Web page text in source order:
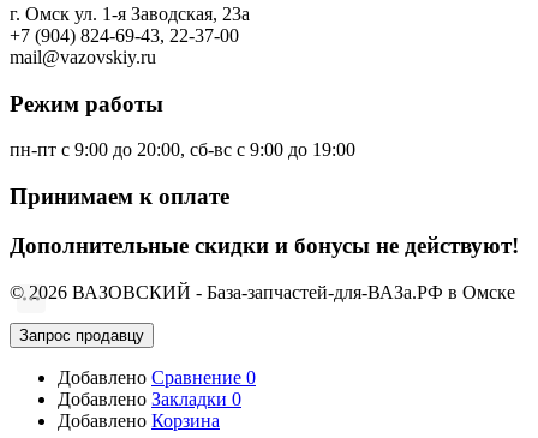
г. Омск ул. 1-я Заводская, 23а
+7 (904) 824-69-43, 22-37-00
mail@vazovskiy.ru
Режим работы
пн-пт с 9:00 до 20:00, сб-вс с 9:00 до 19:00
Принимаем к оплате
Дополнительные скидки и бонусы не действуют!
© 2026 ВАЗОВСКИЙ - База-запчастей-для-ВАЗа.РФ в Омске
Запрос продавцу
Добавлено Сравнение 0
Добавлено Закладки 0
Добавлено Корзина